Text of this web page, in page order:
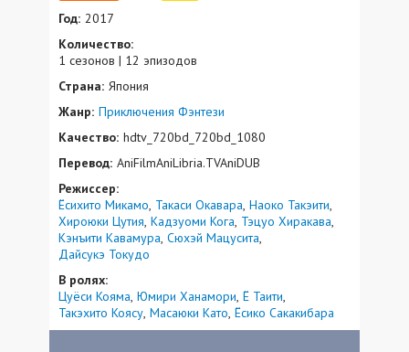
Год: 2017
Количество:
1 сезонов | 12 эпизодов
Страна: Япония
Жанр: Приключения Фэнтези
Качество: hdtv_720bd_720bd_1080
Перевод: AniFilmAniLibria.TVAniDUB
Режиссер:
Ёсихито Микамо Такаси Окавара Наоко Такэити
Хироюки Цутия Кадзуоми Кога Тэцуо Хиракава
Кэнъити Кавамура Сюхэй Мацусита
Дайсукэ Токудо
В ролях:
Цуёси Кояма Юмири Ханамори Ё Таити
Такэхито Коясу Масаюки Като Ёсико Сакакибара